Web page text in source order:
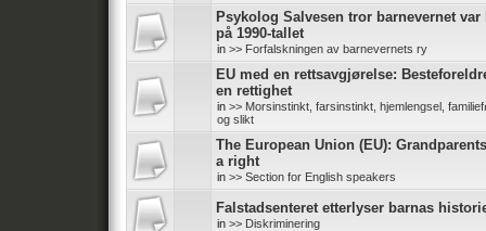
Psykolog Salvesen tror barnevernet var
på 1990-tallet
in >> Forfalskningen av barnevernets ry
EU med en rettsavgjørelse:
en rettighet
in >> Morsinstinkt, farsinstinkt, hjemlengsel,
og slikt
The European Union (EU):
a right
in >> Section for English speakers
Falstadsenteret etterlyser barnas
in >> Diskriminering